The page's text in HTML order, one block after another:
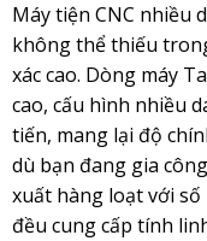
Máy tiện CNC nhiều
không thể thiếu
xác cao. Dòng máy
cao, cấu hình nhiều
tiến, mang lại độ
dù bạn đang gia
xuất hàng loạt với số
đều cung cấp tính